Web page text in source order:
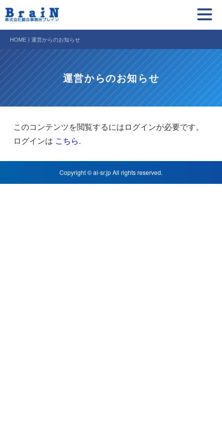
HOME ⟩ 運営からのお知らせ
運営からのお知らせ
このコンテンツを閲覧するにはログインが必要です。
ログインは こちら.
Copyright © ai-sr.jp All rights reserved.